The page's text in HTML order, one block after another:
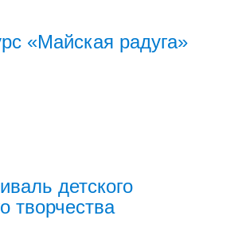
«Майская радуга»
детского
творчества